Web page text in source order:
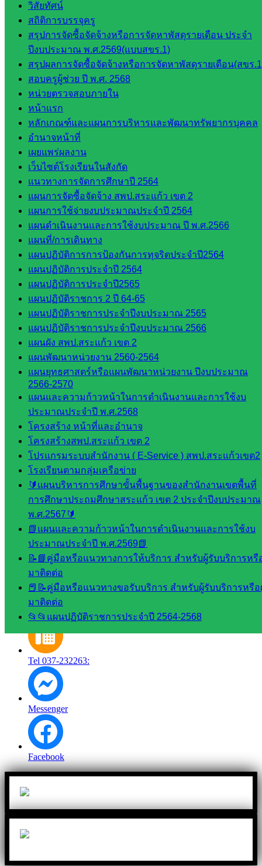
วิสัยทัศน์
สถิติการบรรจุครู
สรุปการจัดซื้อจัดจ้างหรือการจัดหาพัสดุรายเดือน ประจำ
ปีงบประมาณ พ.ศ.2569(แบบสขร.1)
สรุปผลการจัดซื้อจัดจ้างหรือการจัดหาพัสดุรายเดือน(สขร
สอบครูผู้ช่วย ปี พ.ศ. 2568
หน่วยตรวจสอบภายใน
หน้าแรก
หลักเกณฑ์และแผนการบริหารและพัฒนาทรัพยากรบุคคล
อำนาจหน้าที่
เผยแพร่ผลงาน
เว็บไซต์โรงเรียนในสังกัด
แนวทางการจัดการศึกษาปี 2564
แผนการจัดซื้อจัดจ้าง สพป.สระแก้ว เขต 2
แผนการใช้จ่ายงบประมาณประจำปี 2564
แผนดำเนินงานและการใช้งบประมาณ ปี พ.ศ.2566
แผนที่/การเดินทาง
แผนปฏิบัติการการป้องกันการทุจริตประจำปี2564
แผนปฏิบัติการประจำปี 2564
แผนปฏิบัติการประจำปี2565
แผนปฏิบัติราชการ 2 ปี 64-65
แผนปฏิบัติราชการประจำปีงบประมาณ 2565
แผนปฏิบัติราชการประจำปีงบประมาณ 2566
แผนผัง สพป.สระแก้ว เขต 2
แผนพัฒนาหน่วยงาน 2560-2564
แผนยุทธศาสตร์หรือแผนพัฒนาหน่วยงาน ปีงบประมาณ
2566-2570
แผนและความก้าวหน้าในการดำเนินงานและการใช้งบ
ประมาณประจำปี พ.ศ.2568
โครงสร้าง หน้าที่และอำนาจ
โครงสร้างสพป.สระแก้ว เขต 2
โปรแกรมระบบสำนักงาน ( E-Service ) สพป.สระแก้วเขต2
โรงเรียนตามกลุ่มเครือข่าย
🔰แผนบริหารการศึกษาขั้นพื้นฐานของสำนักงานเขตพื้นที่
การศึกษาประถมศึกษาสระแก้ว เขต 2 ประจำปีงบประมาณ
พ.ศ.2567🔰
📗แผนและความก้าวหน้าในการดำเนินงานและการใช้งบ
ประมาณประจำปี พ.ศ.2569📗
📝📘คู่มือหรือแนวทางการให้บริการ สำหรับผู้รับบริการหรื
มาติดต่อ
📕📝คู่มือหรือแนวทางขอรับบริการ สำหรับผู้รับบริการหรือ
มาติดต่อ
📂📂แผนปฏิบัติราชการประจำปี 2564-2568
ดาวน์โหลด
เอกสาร
กลุ่
มอำนวย
การ
กลุ่ม
บริหาร
งานงาน
เงินและ
สินทรัพย์
กลุ่มน
โยบาย
และแผน
กลุ่มส่ง
เสริมการ
จัดการ
ศึกษา
กลุ่ม
บริหาร
งาน
บุคคล
กลุ่ม
พัฒนาครู
และบุ
คลากรฯ
กลุ่มนิ
เทศ
ติดตาม
และประ
เมินผลฯ
::: ©2021 sakarea2.go.th. All rights reserved. Design By SK2 ICT
TEAM :::
Line
Tel 037-232263:
Messenger
Facebook